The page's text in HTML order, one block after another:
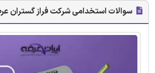
سوالات استخدامی شرکت فراز گستران